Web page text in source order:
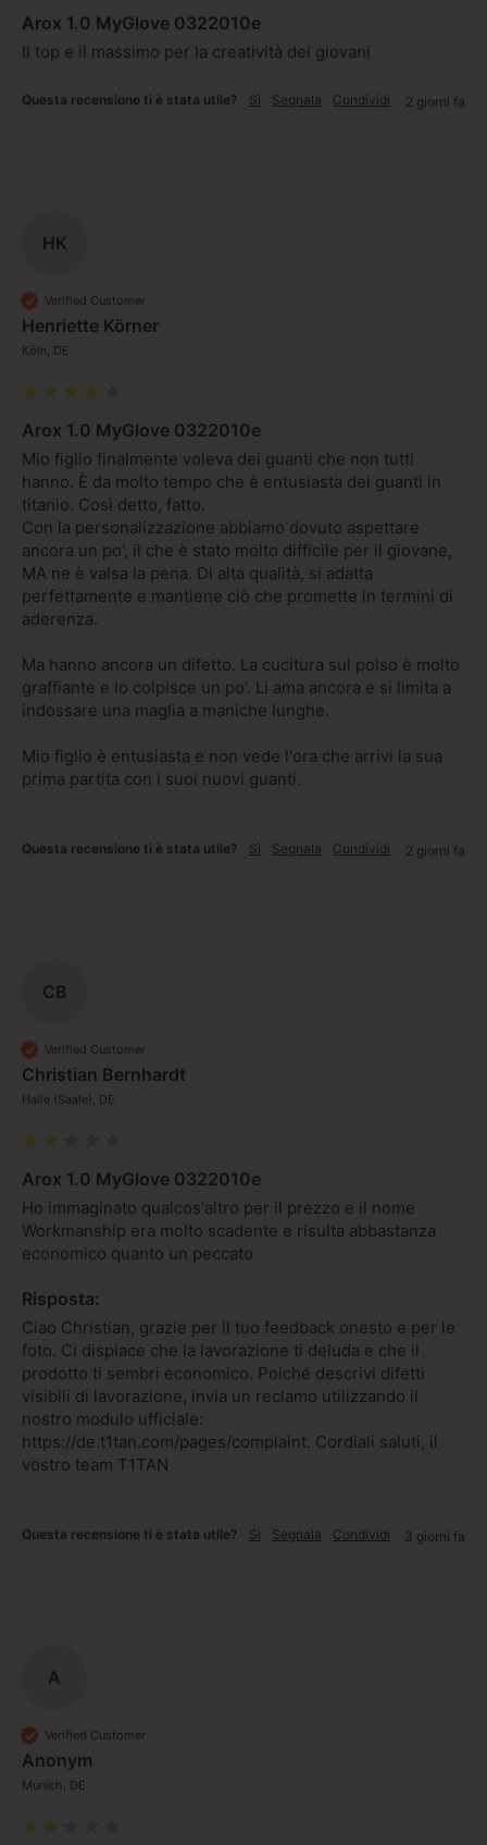
Arox 1.0 MyGlove 0322010e
Il top e il massimo per la creatività dei giovani
Questa recensione ti è stata utile? Sì Segnala Condividi 2 giorni fa
HK
Verified Customer
Henriette Körner
Köln, DE
Arox 1.0 MyGlove 0322010e
Mio figlio finalmente voleva dei guanti che non tutti
hanno. È da molto tempo che è entusiasta dei guanti in
titanio. Così detto, fatto.
Con la personalizzazione abbiamo dovuto aspettare
ancora un po', il che è stato molto difficile per il giovane,
MA ne è valsa la pena. Di alta qualità, si adatta
perfettamente e mantiene ciò che promette in termini di
aderenza.
Ma hanno ancora un difetto. La cucitura sul polso è molto
graffiante e lo colpisce un po'. Li ama ancora e si limita a
indossare una maglia a maniche lunghe.
Mio figlio è entusiasta e non vede l'ora che arrivi la sua
prima partita con i suoi nuovi guanti.
Questa recensione ti è stata utile? Sì Segnala Condividi 2 giorni fa
CB
Verified Customer
Christian Bernhardt
Halle (Saale), DE
Arox 1.0 MyGlove 0322010e
Ho immaginato qualcos'altro per il prezzo e il nome
Workmanship era molto scadente e risulta abbastanza
economico quanto un peccato
Risposta:
Ciao Christian, grazie per il tuo feedback onesto e per le
foto. Ci dispiace che la lavorazione ti deluda e che il
prodotto ti sembri economico. Poiché descrivi difetti
visibili di lavorazione, invia un reclamo utilizzando il
nostro modulo ufficiale:
https://de.t1tan.com/pages/complaint. Cordiali saluti, il
vostro team T1TAN
Questa recensione ti è stata utile? Sì Segnala Condividi 3 giorni fa
A
Verified Customer
Anonym
Munich, DE